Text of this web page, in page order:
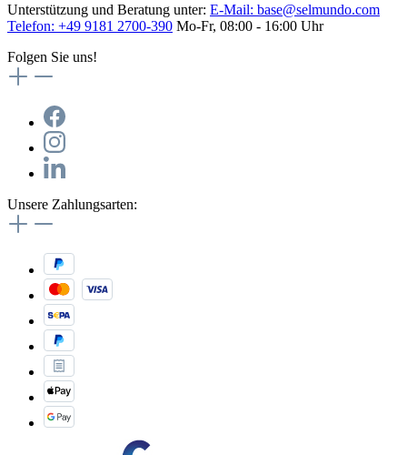
Unterstützung und Beratung unter: E-Mail: base@selmundo.com
Telefon: +49 9181 2700-390 Mo-Fr, 08:00 - 16:00 Uhr
Folgen Sie uns!
Unsere Zahlungsarten: